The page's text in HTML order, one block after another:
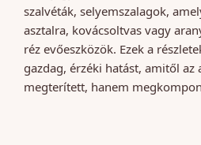
szalvéták, selyemszalagok,
asztalra, kovácsoltvas vagy
réz evőeszközök. Ezek a
gazdag, érzéki hatást, amitől az
megterített, hanem